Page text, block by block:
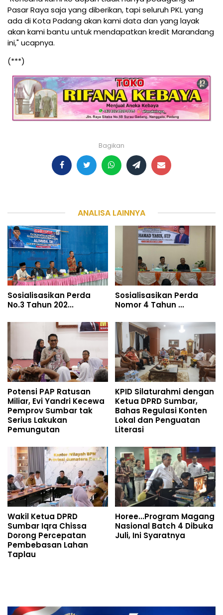
Pasar Raya saja yang diberikan, tapi seluruh PKL yang
ada di Kota Padang akan kami data dan yang layak
akan kami bantu untuk mendapatkan kredit Marandang
ini," ucapnya.
(***)
Bagikan
ANALISA LAINNYA
Sosialisasikan Perda
No.3 Tahun 202...
Sosialisasikan Perda
Nomor 4 Tahun ...
Potensi PAP Ratusan
Miliar, Evi Yandri Kecewa
Pemprov Sumbar tak
Serius Lakukan
Pemungutan
KPID Silaturahmi dengan
Ketua DPRD Sumbar,
Bahas Regulasi Konten
Lokal dan Penguatan
Literasi
Wakil Ketua DPRD
Sumbar Iqra Chissa
Dorong Percepatan
Pembebasan Lahan
Taplau
Horee...Program Magang
Nasional Batch 4 Dibuka
Juli, Ini Syaratnya